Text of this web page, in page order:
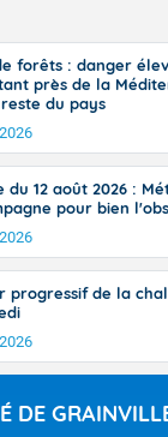
forêts : danger
près de la
du pays
du 12 août 2026 :
pour bien
progressif de la
DE